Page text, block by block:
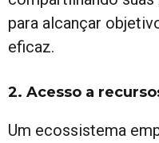
para alcançar
eficaz.
2. Acesso a
Um ecossistema